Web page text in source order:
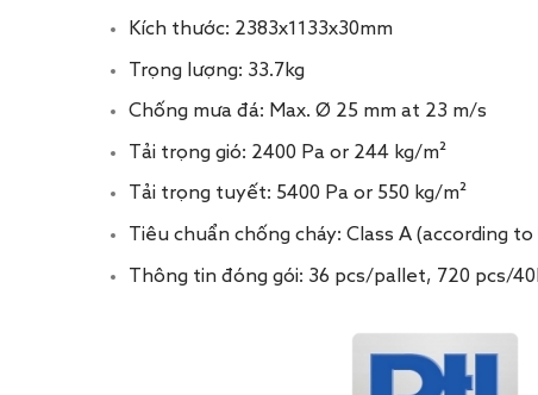
Kích thước: 2383x1133x30mm
Trọng lượng: 33.7kg
Chống mưa đá: Max. Ø 25 mm at 23 m/s
Tải trọng gió: 2400 Pa or 244 kg/m²
Tải trọng tuyết: 5400 Pa or 550 kg/m²
Tiêu chuẩn chống cháy: Class A (according to
Thông tin đóng gói: 36 pcs/pallet, 720 pcs/